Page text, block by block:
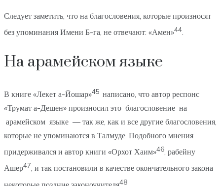
Следует заметить, что на благословения, которые произносят
без упоминания Имени Б-га, не отвечают: «Амен»44.
На арамейском языке
В книге «Лекет а-Йошар»45 написано, что автор респонс
«Трумат а-Дешен» произносил это благословение на
арамейском языке — так же, как и все другие благословения,
которые не упоминаются в Талмуде. Подобного мнения
придерживался и автор книги «Орхот Хаим»46, рабейну
Ашер47, и так постановили в качестве окончательного закона
48